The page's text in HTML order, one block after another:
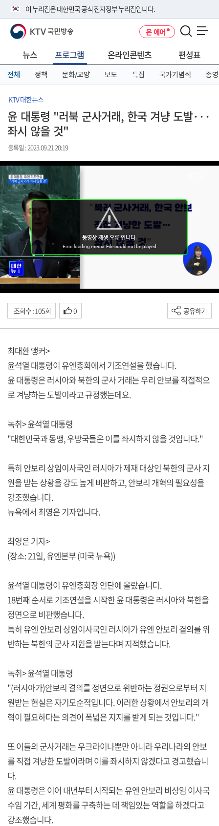
이 누리집은 대한민국 공식 전자정부 누리집입니다.
공식 누리집 주소 확인하기
니다.
이밖에 or.kr 또는 .kr등 다른 도메인 주소를 사용하고 있다면 아래 URL에
서 도메인 주소를 확인해 보세요
KTV 국민방송 온 에어
뉴스 프로그램 온라인콘텐츠 편성표
전체 정책 문화/교양 보도 특집 국가기념식 종영
KTV 대한뉴스
윤 대통령 "러북 군사거래, 한국 겨냥 도발···
좌시 않을 것"
등록일 : 2023.09.21 20:19
조회수 : 105회 0 공유하기
최대환 앵커>
윤석열 대통령이 유엔총회에서 기조연설을 했습니다.
윤 대통령은 러시아와 북한의 군사 거래는 우리 안보를 직접적으
로 겨냥하는 도발이라고 규정했는데요.
녹취> 윤석열 대통령
"대한민국과 동맹, 우방국들은 이를 좌시하지 않을 것입니다."
특히 안보리 상임이사국인 러시아가 제재 대상인 북한의 군사 지
원을 받는 상황을 강도 높게 비판하고, 안보리 개혁의 필요성을
강조했습니다.
뉴욕에서 최영은 기자입니다.
최영은 기자>
(장소: 21일, 유엔본부 (미국 뉴욕))
윤석열 대통령이 유엔총회장 연단에 올랐습니다.
18번째 순서로 기조연설을 시작한 윤 대통령은 러시아와 북한을
정면으로 비판했습니다.
특히 유엔 안보리 상임이사국인 러시아가 유엔 안보리 결의를 위
반하는 북한의 군사 지원을 받는다며 지적했습니다.
녹취> 윤석열 대통령
"(러시아가)안보리 결의를 정면으로 위반하는 정권으로부터 지
원받는 현실은 자기모순적입니다. 이러한 상황에서 안보리의 개
혁이 필요하다는 의견이 폭넓은 지지를 받게 되는 것입니다."
또 이들의 군사거래는 우크라이나뿐만 아니라 우리나라의 안보
를 직접 겨냥한 도발이라며 이를 좌시하지 않겠다고 경고했습니
다.
윤 대통령은 이어 내년부터 시작되는 유엔 안보리 비상임 이사국
수임 기간, 세계 평화를 구축하는 데 책임있는 역할을 하겠다고
강조했습니다.